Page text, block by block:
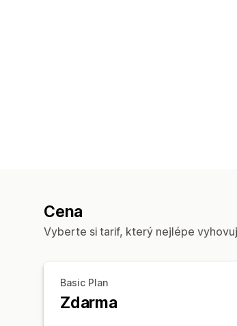
Cena
Vyberte si tarif, který nejlépe
Basic Plan
Zdarma